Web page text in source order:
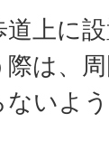
上に
は、
いよ